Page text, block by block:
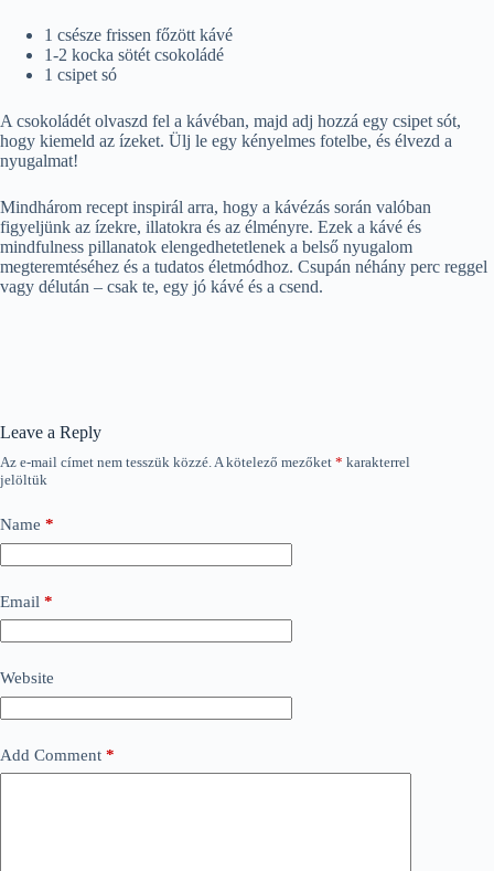
1 csésze frissen főzött kávé
1-2 kocka sötét csokoládé
1 csipet só
A csokoládét olvaszd fel a kávéban, majd adj hozzá egy csipet sót,
hogy kiemeld az ízeket. Ülj le egy kényelmes fotelbe, és élvezd a
nyugalmat!
Mindhárom recept inspirál arra, hogy a kávézás során valóban
figyeljünk az ízekre, illatokra és az élményre. Ezek a kávé és
mindfulness pillanatok elengedhetetlenek a belső nyugalom
megteremtéséhez és a tudatos életmódhoz. Csupán néhány perc reggel
vagy délután – csak te, egy jó kávé és a csend.
Leave a Reply
Az e-mail címet nem tesszük közzé.A kötelező mezőket * karakterrel
jelöltük
Name *
Email *
Website
Add Comment *